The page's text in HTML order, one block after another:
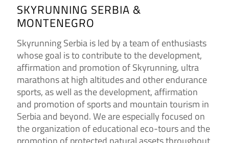
SKYRUNNING SERBIA &
MONTENEGRO
Skyrunning Serbia is led by a team of enthusiasts
whose goal is to contribute to the development,
affirmation and promotion of Skyrunning, ultra
marathons at high altitudes and other endurance
sports, as well as the development, affirmation
and promotion of sports and mountain tourism in
Serbia and beyond. We are especially focused on
the organization of educational eco-tours and the